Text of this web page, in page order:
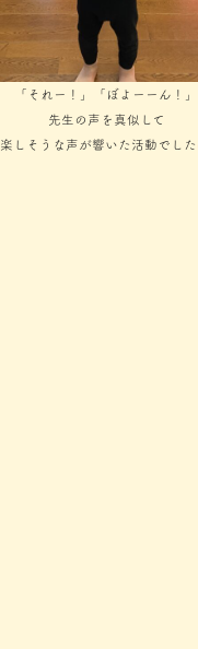
「それー！」「ぼよーーん！」
先生の声を真似して
楽しそうな声が響いた活動でした